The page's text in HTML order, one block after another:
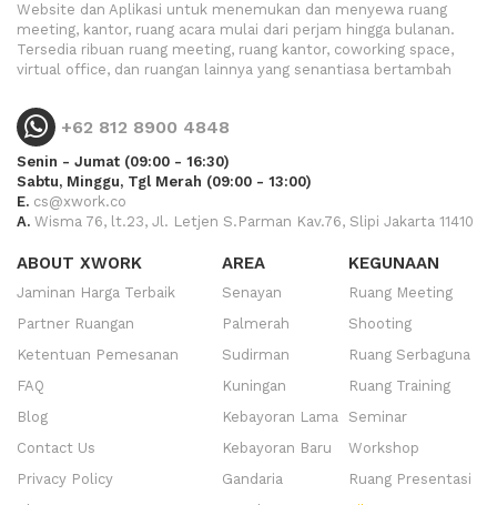
Website dan Aplikasi untuk menemukan dan menyewa ruang
meeting, kantor, ruang acara mulai dari perjam hingga bulanan.
Tersedia ribuan ruang meeting, ruang kantor, coworking space,
virtual office, dan ruangan lainnya yang senantiasa bertambah
+62 812 8900 4848
Senin - Jumat (09:00 - 16:30)
Sabtu, Minggu, Tgl Merah (09:00 - 13:00)
E. cs@xwork.co
A. Wisma 76, lt.23, Jl. Letjen S.Parman Kav.76, Slipi Jakarta 11410
ABOUT XWORK
Jaminan Harga Terbaik
Partner Ruangan
Ketentuan Pemesanan
FAQ
Blog
Contact Us
Privacy Policy
AREA
Senayan
Palmerah
Sudirman
Kuningan
Kebayoran Lama
Kebayoran Baru
Gandaria
KEGUNAAN
Ruang Meeting
Shooting
Ruang Serbaguna
Ruang Training
Seminar
Workshop
Ruang Presentasi